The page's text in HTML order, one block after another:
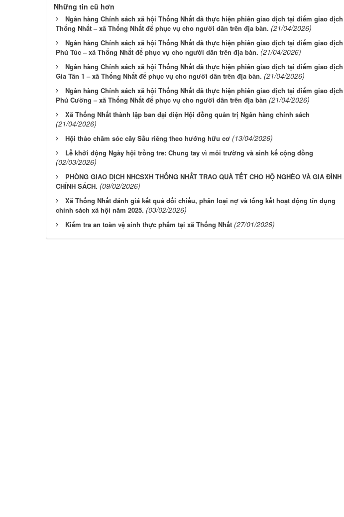
Những tin cũ hơn
Ngân hàng Chính sách xã hội Thống Nhất đã thực hiện phiên giao dịch tại điểm giao dịch
Thống Nhất – xã Thống Nhất để phục vụ cho người dân trên địa bàn. (21/04/2026)
Ngân hàng Chính sách xã hội Thống Nhất đã thực hiện phiên giao dịch tại điểm giao dịch
Phú Túc – xã Thống Nhất để phục vụ cho người dân trên địa bàn. (21/04/2026)
Ngân hàng Chính sách xã hội Thống Nhất đã thực hiện phiên giao dịch tại điểm giao dịch
Gia Tân 1 – xã Thống Nhất để phục vụ cho người dân trên địa bàn. (21/04/2026)
Ngân hàng Chính sách xã hội Thống Nhất đã thực hiện phiên giao dịch tại điểm giao dịch
Phú Cường – xã Thống Nhất để phục vụ cho người dân trên địa bàn (21/04/2026)
Xã Thống Nhất thành lập ban đại diện Hội đồng quản trị Ngân hàng chính sách
(21/04/2026)
Hội thảo chăm sóc cây Sầu riêng theo hướng hữu cơ (13/04/2026)
Lễ khởi động Ngày hội trồng tre: Chung tay vì môi trường và sinh kế cộng đồng
(02/03/2026)
PHÒNG GIAO DỊCH NHCSXH THỐNG NHẤT TRAO QUÀ TẾT CHO HỘ NGHÈO VÀ GIA ĐÌNH
CHÍNH SÁCH. (09/02/2026)
Xã Thống Nhất đánh giá kết quả đối chiếu, phân loại nợ và tổng kết hoạt động tín dụng
chính sách xã hội năm 2025. (03/02/2026)
Kiểm tra an toàn vệ sinh thực phẩm tại xã Thống Nhất (27/01/2026)